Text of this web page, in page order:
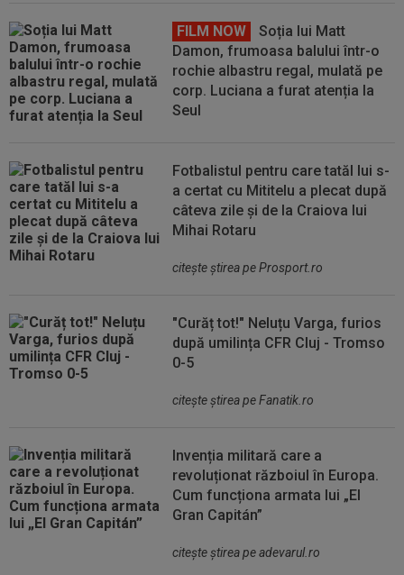
FILM NOW
Soția lui Matt
Damon, frumoasa balului într-o
rochie albastru regal, mulată pe
corp. Luciana a furat atenția la
Seul
Fotbalistul pentru care tatăl lui s-
a certat cu Mititelu a plecat după
câteva zile și de la Craiova lui
Mihai Rotaru
citeşte ştirea pe Prosport.ro
"Curăț tot!" Neluțu Varga, furios
după umilința CFR Cluj - Tromso
0-5
citeşte ştirea pe Fanatik.ro
Invenția militară care a
revoluționat războiul în Europa.
Cum funcționa armata lui „El
Gran Capitán”
citeşte ştirea pe adevarul.ro